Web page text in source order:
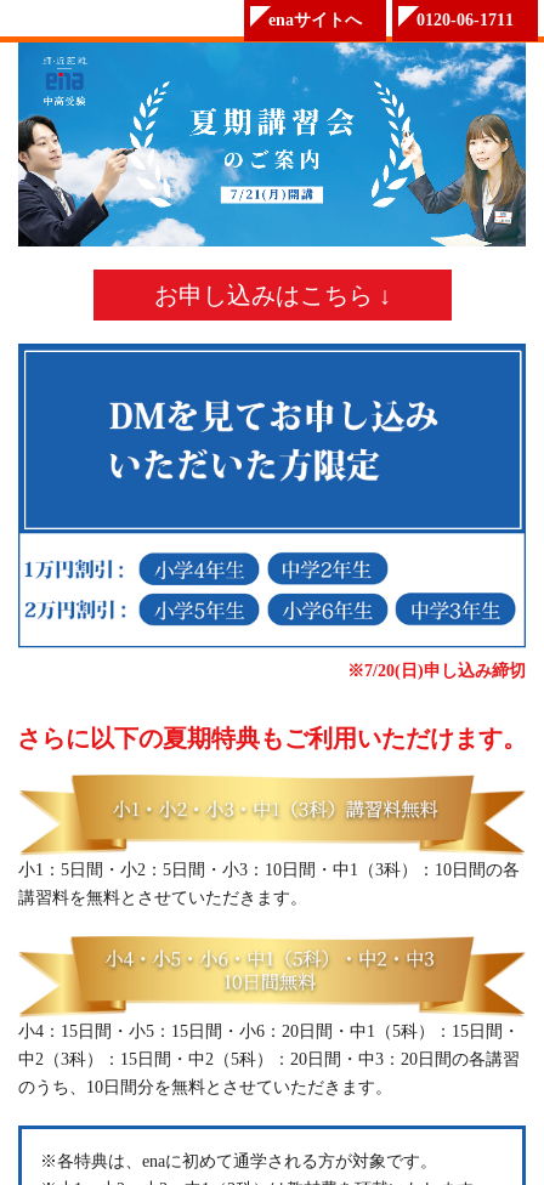
enaサイトへ 0120-06-1711
お申し込みはこちら ↓
※7/20(日)申し込み締切
さらに以下の夏期特典もご利用いただけます。
小1：5日間・小2：5日間・小3：10日間・中1（3科）：10日間の各
講習料を無料とさせていただきます。
小4：15日間・小5：15日間・小6：20日間・中1（5科）：15日間・
中2（3科）：15日間・中2（5科）：20日間・中3：20日間の各講習
のうち、10日間分を無料とさせていただきます。
※各特典は、enaに初めて通学される方が対象です。